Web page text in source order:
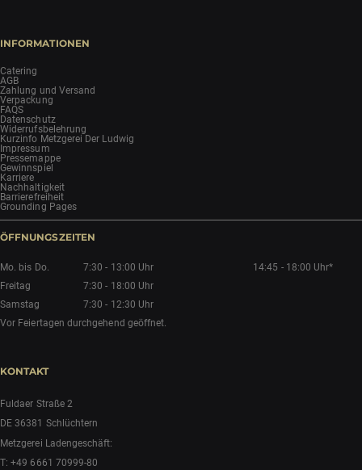
INFORMATIONEN
Catering
AGB
Zahlung und Versand
Verpackung
FAQS
Datenschutz
Widerrufsbelehrung
Kurzinfo Metzgerei Der Ludwig
Impressum
Pressemappe
Gewinnspiel
Karriere
Nachhaltigkeit
Barrierefreiheit
Grounding Pages
ÖFFNUNGSZEITEN
Mo. bis Do. 7:30 - 13:00 Uhr
14:45 - 18:00 Uhr*
Freitag
7:30 - 18:00 Uhr
Samstag
7:30 - 12:30 Uhr
Vor Feiertagen durchgehend geöffnet.
KONTAKT
Fuldaer Straße 2
DE 36381 Schlüchtern
Metzgerei Ladengeschäft:
T:+49 6661 70999-80